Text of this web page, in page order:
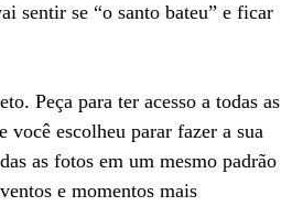
sentir se “o santo bateu” e ficar
Peça para ter acesso a todas as
você escolheu parar fazer a sua
as fotos em um mesmo padrão
e momentos mais